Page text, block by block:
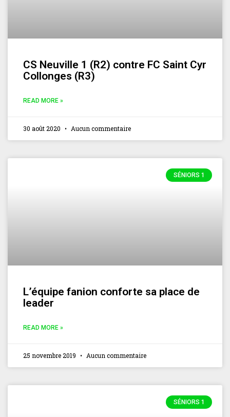
CS Neuville 1 (R2) contre FC Saint Cyr
Collonges (R3)
READ MORE »
30 août 2020 Aucun commentaire
SÉNIORS 1
L’équipe fanion conforte sa place de
leader
READ MORE »
25 novembre 2019 Aucun commentaire
SÉNIORS 1